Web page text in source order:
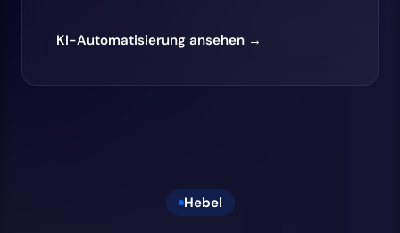
KI-Automatisierung ansehen →
Hebel